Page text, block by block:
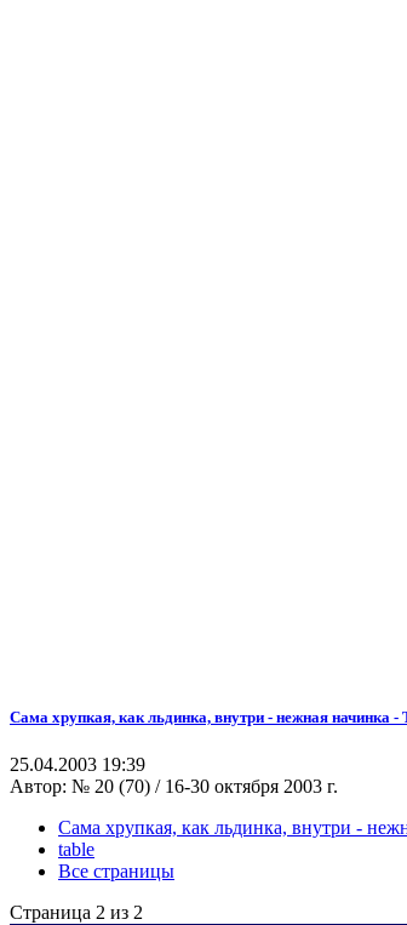
Сама хрупкая, как льдинка, внутри - нежная начинка -
25.04.2003 19:39
Автор: № 20 (70) / 16-30 октября 2003 г.
Сама хрупкая, как льдинка, внутри -
table
Все страницы
Страница 2 из 2